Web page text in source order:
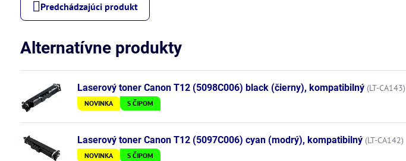
Predchádzajúci produkt
Alternatívne produkty
Laserový toner Canon T12 (5098C006) black (čierny), kompatibilný (LT-CA143)
NOVINKA S ČIPOM
Laserový toner Canon T12 (5097C006) cyan (modrý), kompatibilný (LT-CA142)
NOVINKA S ČIPOM